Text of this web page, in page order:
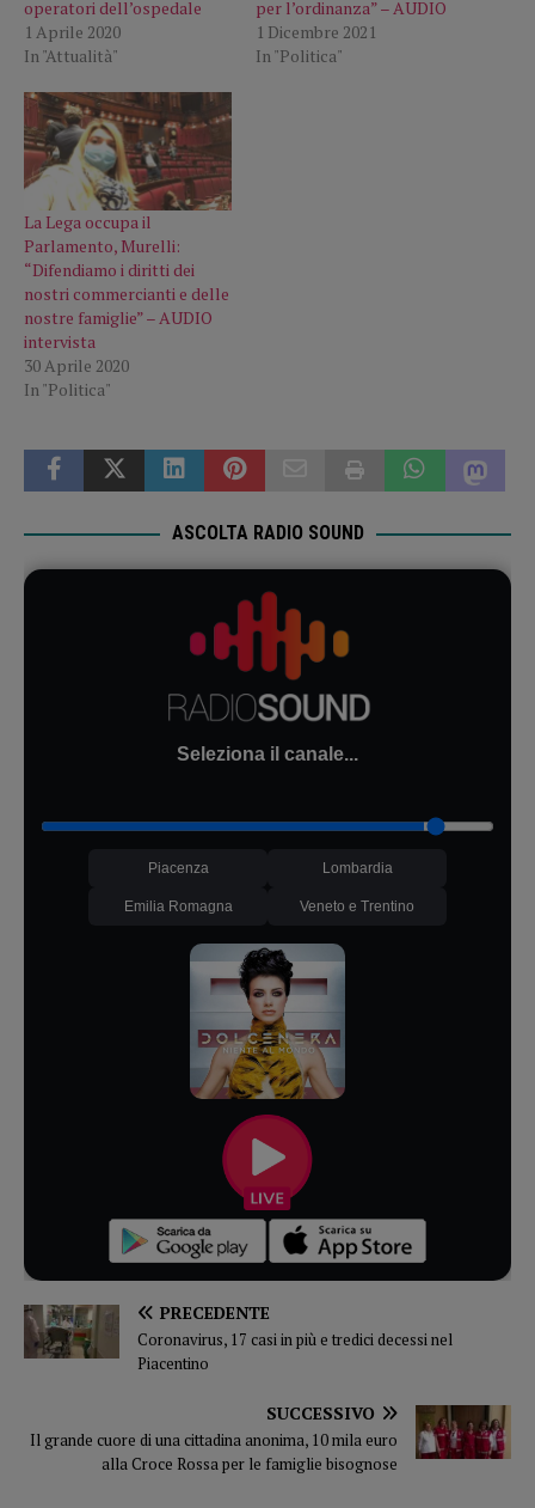
operatori dell’ospedale
1 Aprile 2020
In "Attualità"
per l’ordinanza” – AUDIO
1 Dicembre 2021
In "Politica"
La Lega occupa il
Parlamento, Murelli:
“Difendiamo i diritti dei
nostri commercianti e delle
nostre famiglie” – AUDIO
intervista
30 Aprile 2020
In "Politica"
ASCOLTA RADIO SOUND
Seleziona il canale...
Piacenza Lombardia
Emilia Romagna Veneto e Trentino
PRECEDENTE
Coronavirus, 17 casi in più e tredici decessi nel
Piacentino
SUCCESSIVO
Il grande cuore di una cittadina anonima, 10 mila euro
alla Croce Rossa per le famiglie bisognose